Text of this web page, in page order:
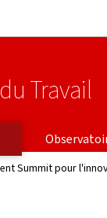
Travail
Summit pour